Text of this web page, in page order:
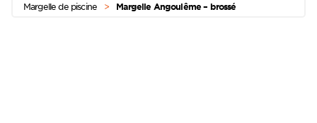
Margelle de piscine
> Margelle Angoulême – brossé